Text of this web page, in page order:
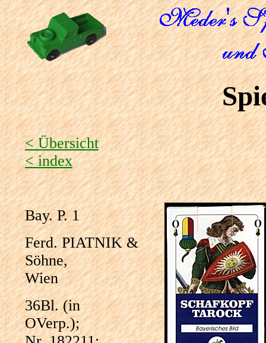
< Übersicht
< index
Bay. P. 1
Ferd. PIATNIK &
Söhne,
Wien
36Bl. (in
OVerp.);